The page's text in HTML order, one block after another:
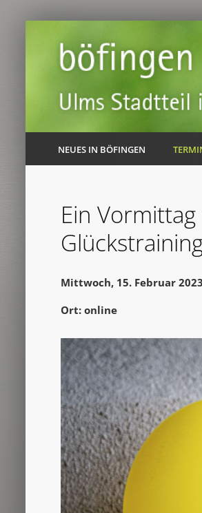
NEUES IN BÖFINGEN
Ein
Mittwoch, 15. Februar
Ort: online